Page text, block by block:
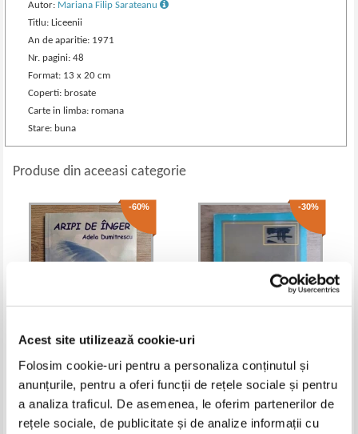
Acest site utilizează cookie-uri
Folosim cookie-uri pentru a personaliza conținutul și
anunțurile, pentru a oferi funcții de rețele sociale și pentru
a analiza traficul. De asemenea, le oferim partenerilor de
rețele sociale, de publicitate și de analize informații cu
Autor: Mariana Filip Sarateanu
Titlu: Liceenii
An de aparitie: 1971
Nr. pagini: 48
Format: 13 x 20 cm
Coperti: brosate
Carte in limba: romana
Stare: buna
Produse din aceeasi categorie
-60%
Adela Dumitrescu - Aripi de
inger
Pret: 16,00Lei 6,40 Lei
Adaugă în coș
-30%
Gh. I. Ionescu Gion - Versuri
(volumul 2)
Pret:10,00Lei 7,00 Lei
Adaugă în coș